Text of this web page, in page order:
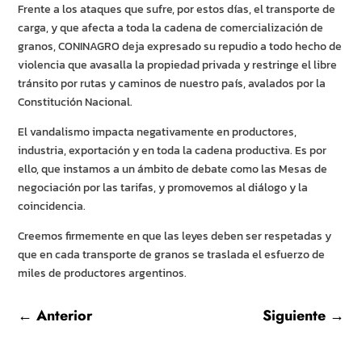
Frente a los ataques que sufre, por estos días, el transporte de
carga, y que afecta a toda la cadena de comercialización de
granos, CONINAGRO deja expresado su repudio a todo hecho de
violencia que avasalla la propiedad privada y restringe el libre
tránsito por rutas y caminos de nuestro país, avalados por la
Constitución Nacional.
El vandalismo impacta negativamente en productores,
industria, exportación y en toda la cadena productiva. Es por
ello, que instamos a un ámbito de debate como las Mesas de
negociación por las tarifas, y promovemos al diálogo y la
coincidencia.
Creemos firmemente en que las leyes deben ser respetadas y
que en cada transporte de granos se traslada el esfuerzo de
miles de productores argentinos.
←Anterior Siguiente→